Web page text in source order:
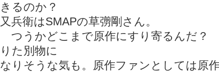
きるのか？
又兵衛はSMAPの草彅剛さん。
つうかどこまで原作にすり寄るんだ？
りた別物に
なりそうな気も。原作ファンとしては原